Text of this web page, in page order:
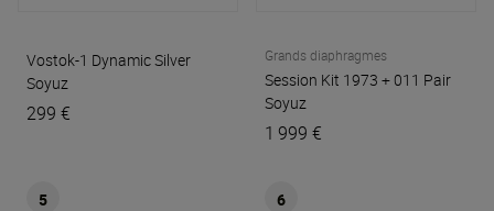
Vostok-1 Dynamic Silver
Soyuz
299 €
Grands diaphragmes
Session Kit 1973 + 011 Pair
Soyuz
1 999 €
5 6